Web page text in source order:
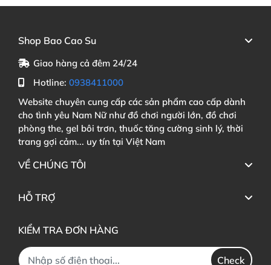
Shop Bao Cao Su
Giao hàng cả đêm 24/24
Hotline: 0938411000
Website chuyên cung cấp các sản phẩm cao cấp dành
cho tình yêu Nam Nữ như đồ chơi người lớn, đồ chơi
phòng the, gel bôi trơn, thuốc tăng cường sinh lý, thời
trang gợi cảm... uy tín tại Việt Nam
VỀ CHÚNG TÔI
HỖ TRỢ
KIỂM TRA ĐƠN HÀNG
Check